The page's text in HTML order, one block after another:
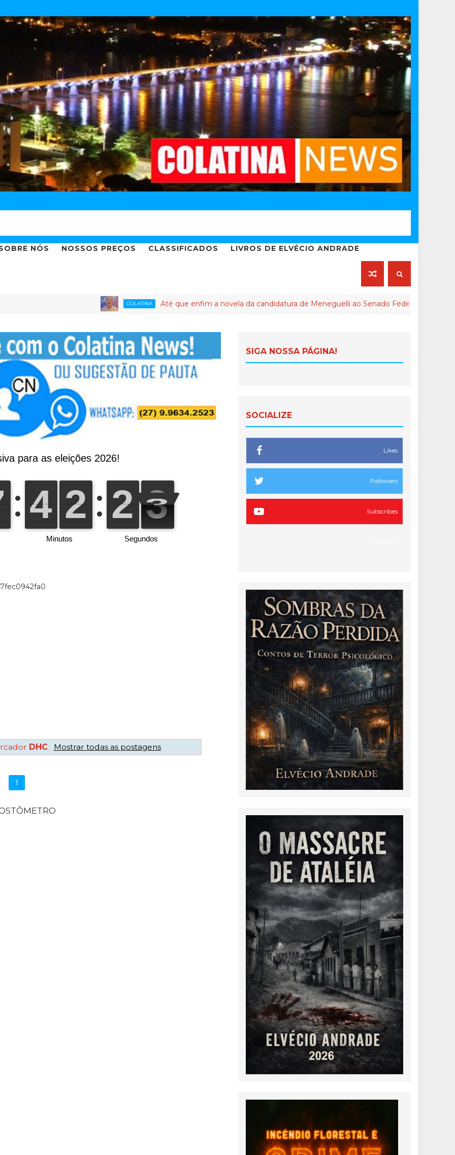
NÓS NOSSOS PREÇOS CLASSIFICADOS LIVROS DE ELVÉCIO ANDRADE
COLATINA Até que enfim a novela da candidatura de Meneguelli ao Senado Federal chega ao final
DHC. Mostrar todas as postagens
1
SIGA NOSSA PÁGINA!
SOCIALIZE
Likes
Followers
Subscribes